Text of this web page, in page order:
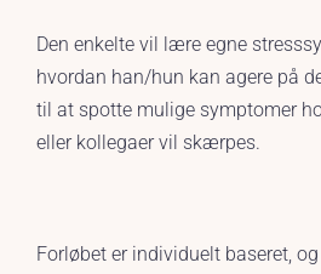
Den enkelte vil lære egne
hvordan han/hun kan agere på
til at spotte mulige symptomer
eller kollegaer vil skærpes.
Forløbet er individuelt baseret,